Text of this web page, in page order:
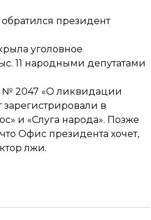
обратился президент
уголовное
11 народными депутатами
№ 2047 «О ликвидации
в
и «Слуга народа». Позже
Офис президента хочет,
лжи.